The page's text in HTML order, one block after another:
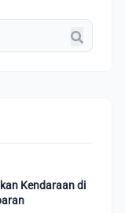
Kendaraan di